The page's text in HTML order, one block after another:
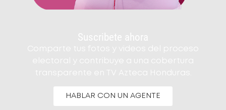
Suscribete ahora
Comparte tus fotos y videos del proceso
electoral y contribuye a una cobertura
transparente en TV Azteca Honduras.
HABLAR CON UN AGENTE